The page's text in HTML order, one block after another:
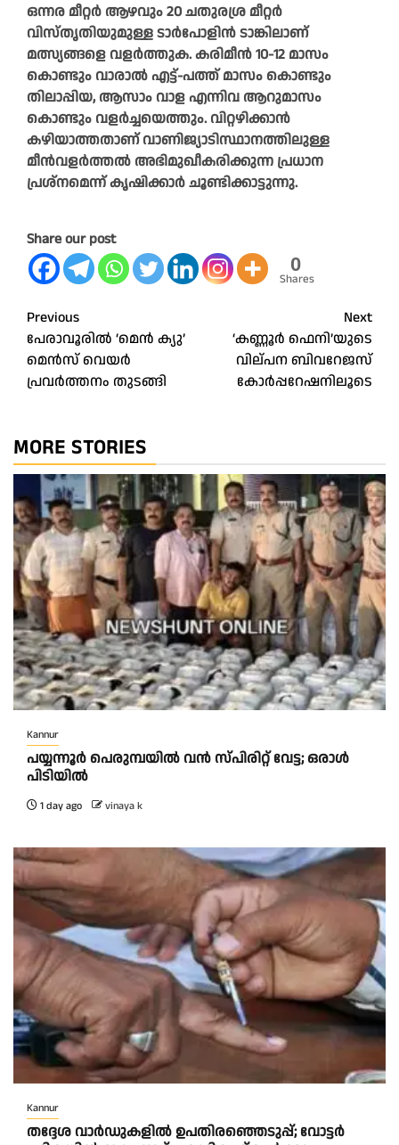
ഒന്നര മീറ്റർ ആഴവും 20 ചതുരശ്ര മീറ്റർ
വിസ്തൃതിയുമുള്ള ടാർപോളിൻ ടാങ്കിലാണ്
മത്സ്യങ്ങളെ വളർത്തുക. കരിമീൻ 10-12 മാസം
കൊണ്ടും വാരാൽ എട്ട്-പത്ത് മാസം കൊണ്ടും
തിലാപ്പിയ, ആസാം വാള എന്നിവ ആറുമാസം
കൊണ്ടും വളർച്ചയെത്തും. വിറ്റഴിക്കാൻ
കഴിയാത്തതാണ് വാണിജ്യാടിസ്ഥാനത്തിലുള്ള
മീൻവളർത്തൽ അഭിമുഖീകരിക്കുന്ന പ്രധാന
പ്രശ്നമെന്ന് കൃഷിക്കാർ ചൂണ്ടിക്കാട്ടുന്നു.
Share our post
0
Shares
Post
navigation
Previous
പേരാവൂരിൽ ‘മെൻ ക്യു’
മെൻസ് വെയർ
പ്രവർത്തനം തുടങ്ങി
Next
‘കണ്ണൂർ ഫെനി’യുടെ
വില്പന ബിവറേജസ്
കോർപ്പറേഷനിലൂടെ
MORE STORIES
Kannur
പയ്യന്നൂർ പെരുമ്പയിൽ വൻ സ്‌പിരിറ്റ് വേട്ട; ഒരാൾ
പിടിയിൽ
1 day ago vinaya k
Kannur
തദ്ദേശ വാർഡുകളിൽ ഉപതിരഞ്ഞെടുപ്പ്; വോട്ടർ